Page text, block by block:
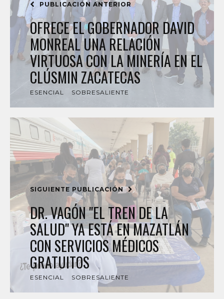
PUBLICACIÓN ANTERIOR
OFRECE EL GOBERNADOR DAVID
MONREAL UNA RELACIÓN
VIRTUOSA CON LA MINERÍA EN EL
CLÚSMIN ZACATECAS
ESENCIAL SOBRESALIENTE
SIGUIENTE PUBLICACIÓN
DR. VAGÓN "EL TREN DE LA
SALUD" YA ESTÁ EN MAZATLÁN
CON SERVICIOS MÉDICOS
GRATUITOS
ESENCIAL SOBRESALIENTE